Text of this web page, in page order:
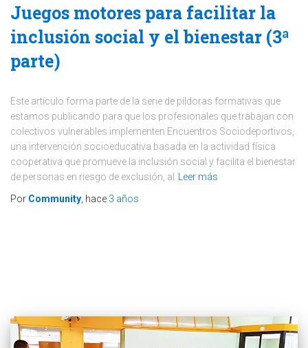
Juegos motores para facilitar la
inclusión social y el bienestar (3ª
parte)
Este artículo forma parte de la serie de píldoras formativas que
estamos publicando para que los profesionales que trabajan con
colectivos vulnerables implementen Encuentros Sociodeportivos,
una intervención socioeducativa basada en la actividad física
cooperativa que promueve la inclusión social y facilita el bienestar
de personas en riesgo de exclusión, al
Leer más
Por Community , hace 3 años